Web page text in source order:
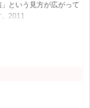
という見方が広がって
2011